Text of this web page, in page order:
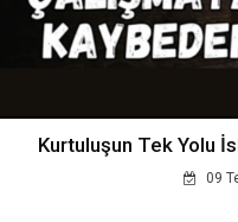
Kurtuluşun Tek Yolu
09